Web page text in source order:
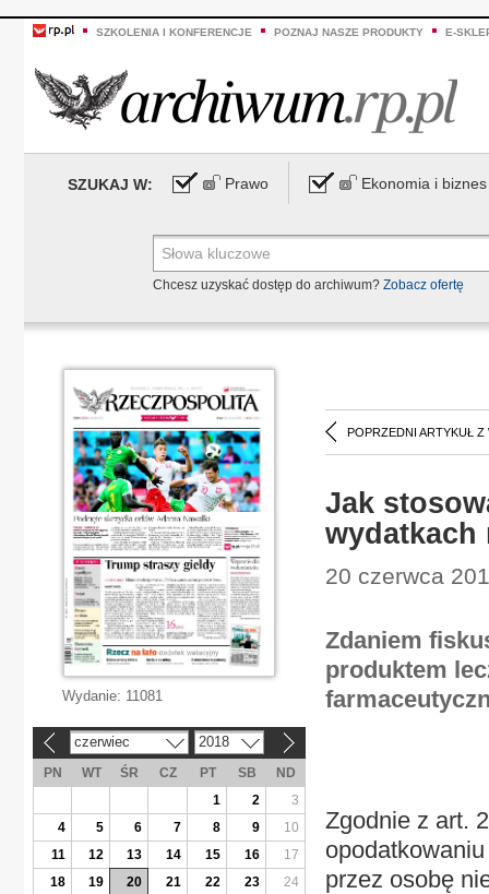
SZKOLENIA I KONFERENCJE POZNAJ NASZE PRODUKTY E-
SZUKAJ W: Prawo Ekonomia i biznes
Chcesz uzyskać dostęp do archiwum? Zobacz ofertę
POPRZEDNI ARTYKUŁ Z
Jak
wydatkach
20 czerwca
Zdaniem
produktem
Zgodnie z art.
przez osobę
Wydanie: 11081
czerwiec 2018
PN WT ŚR CZ PT SB
ND
1
2
3
4
5 6 7 8 9
10
11
12 13 14 15 16
17
18
19 20 21 22 23
24